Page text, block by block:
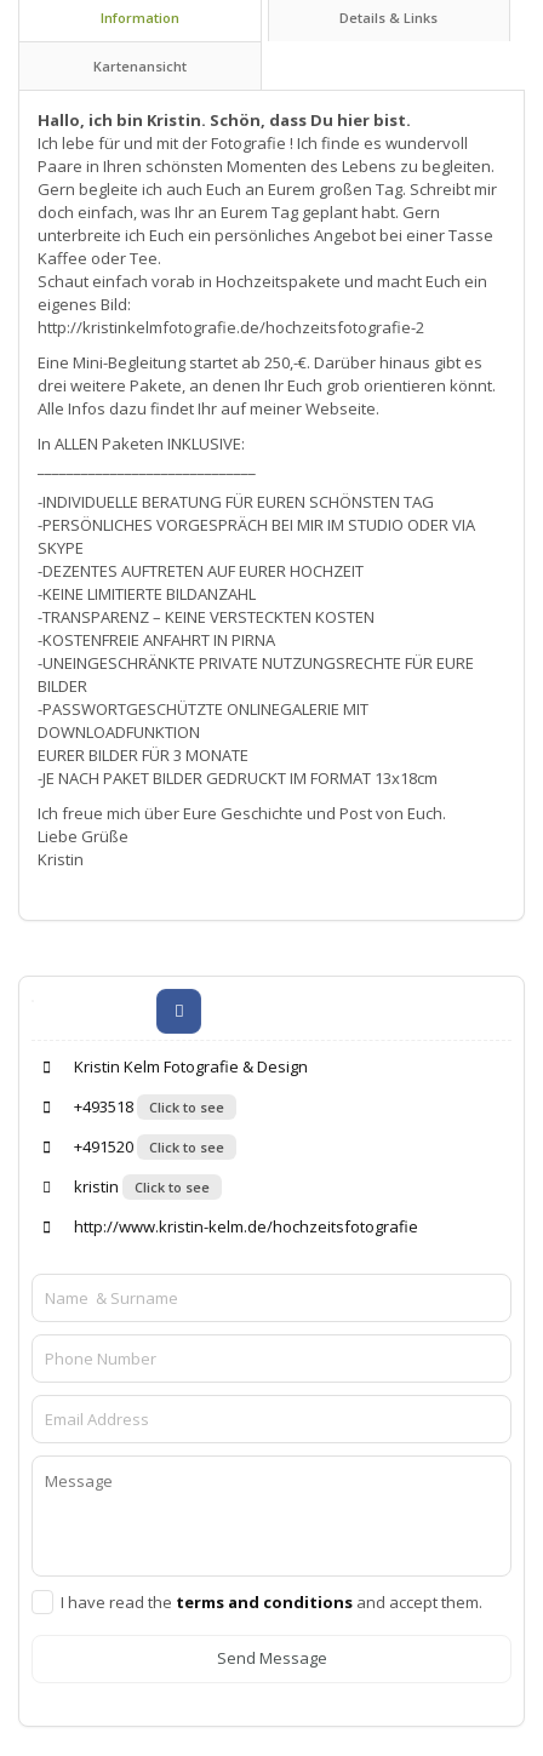
Information Details & Links
Kartenansicht
Hallo, ich bin Kristin. Schön, dass Du hier bist.
Ich lebe für und mit der Fotografie ! Ich finde es wundervoll
Paare in Ihren schönsten Momenten des Lebens zu begleiten.
Gern begleite ich auch Euch an Eurem großen Tag. Schreibt mir
doch einfach, was Ihr an Eurem Tag geplant habt. Gern
unterbreite ich Euch ein persönliches Angebot bei einer Tasse
Kaffee oder Tee.
Schaut einfach vorab in Hochzeitspakete und macht Euch ein
eigenes Bild:
http://kristinkelmfotografie.de/hochzeitsfotografie-2
Eine Mini-Begleitung startet ab 250,-€. Darüber hinaus gibt es
drei weitere Pakete, an denen Ihr Euch grob orientieren könnt.
Alle Infos dazu findet Ihr auf meiner Webseite.
In ALLEN Paketen INKLUSIVE:
-INDIVIDUELLE BERATUNG FÜR EUREN SCHÖNSTEN TAG
-PERSÖNLICHES VORGESPRÄCH BEI MIR IM STUDIO ODER VIA
SKYPE
-DEZENTES AUFTRETEN AUF EURER HOCHZEIT
-KEINE LIMITIERTE BILDANZAHL
-TRANSPARENZ – KEINE VERSTECKTEN KOSTEN
-KOSTENFREIE ANFAHRT IN PIRNA
-UNEINGESCHRÄNKTE PRIVATE NUTZUNGSRECHTE FÜR EURE
BILDER
-PASSWORTGESCHÜTZTE ONLINEGALERIE MIT
DOWNLOADFUNKTION
EURER BILDER FÜR 3 MONATE
-JE NACH PAKET BILDER GEDRUCKT IM FORMAT 13x18cm
Ich freue mich über Eure Geschichte und Post von Euch.
Liebe Grüße
Kristin
Kristin Kelm Fotografie & Design
+493518
Click to see
+491520 Click to see
kristin Click to see
http://www.kristin-kelm.de/hochzeitsfotografie
I have read the terms and conditions and accept them.
Send Message